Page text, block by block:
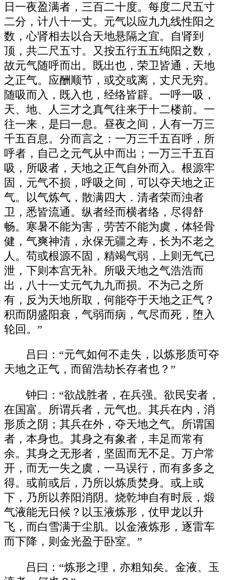
日一夜盈满者，三百二十度。每度二尺五寸
二分，计八十一丈。元气以应九九线性阳之
数，心肾相去以合天地悬隔之宜。自肾到
顶，共二尺五寸。又按五行五五纯阳之数，
故元气随呼而出。既出也，荣卫皆通，天地
之正气。应酬顺节，或交或离，丈尺无穷。
随吸而入，既入也，经络皆辟。一呼一吸，
天、地、人三才之真气往来于十二楼前。一
往一来，是曰一息。昼夜之间，人有一万三
千五百息。分而言之：一万三千五百呼，所
呼者，自己之元气从中而出；一万三千五百
吸，所吸者，天地之正气自外而入。根源牢
固，元气不损，呼吸之间，可以夺天地之正
气。以气炼气，散满四大．清者荣而浊者
卫，悉皆流通。纵者经而横者络，尽得舒
畅。寒暑不能为害，劳苦不能为虞，体轻骨
健，气爽神清，永保无疆之寿，长为不老之
人。苟或根源不固，精竭气弱，上则无气已
泄，下则本宫无补。所吸天地之气浩浩而
出，八十一丈元气九九而损。不为己之所
有，反为天地所取，何能夺于天地之正气？
积而阴盛阳衰，气弱而病，气尽而死，堕入
轮回。”
吕曰：“元气如何不走失，以炼形质可夺
天地之正气，而留浩劫长存者也？”
钟曰：“欲战胜者，在兵强。欲民安者，
在国富。所谓兵者，元气也。其兵在内，消
形质之阴；其兵在外，夺天地之气。所谓国
者，本身也。其身之有象者，丰足而常有
余。其身之无形者，坚固而无不足。万户常
开，而无一失之虞，一马误行，而有多多之
得。或前或后，乃所以炼质焚身。或上或
下，乃所以养阳消阴。烧乾坤自有时辰，煅
气液能无日候？以玉液炼形，仗甲龙以升
飞，而白雪满于尘肌。以金液炼形，逐雷车
而下降，则金光盈于卧室。”
吕曰：“炼形之理，亦粗知矣。金液、玉